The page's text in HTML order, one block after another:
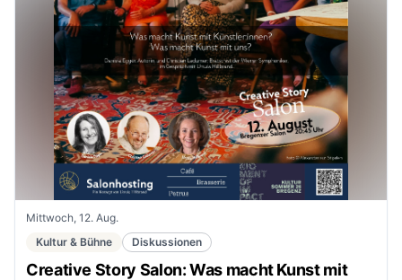
Mittwoch, 12. Aug.
Kultur & Bühne
Diskussionen
Creative Story Salon: Was macht Kunst mit